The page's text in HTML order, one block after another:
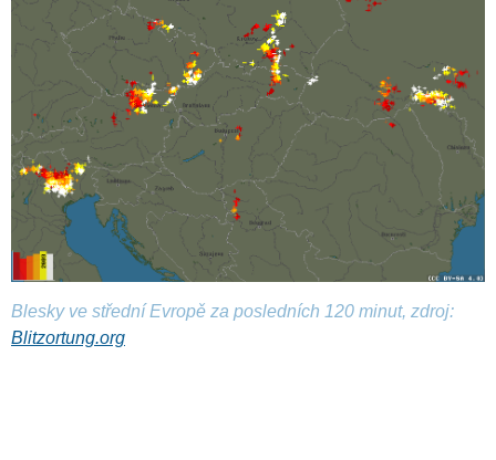
Blesky ve střední Evropě za posledních 120 minut, zdroj:
Blitzortung.org